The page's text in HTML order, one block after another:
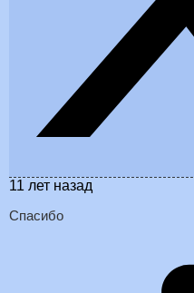
11 лет назад
Спасибо